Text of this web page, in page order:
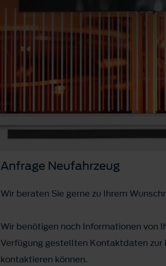
Anfrage Neufahrzeug
Wir beraten Sie gerne zu Ihrem
Wir benötigen noch Informationen von
Verfügung gestellten Kontaktdaten zur
kontaktieren können.